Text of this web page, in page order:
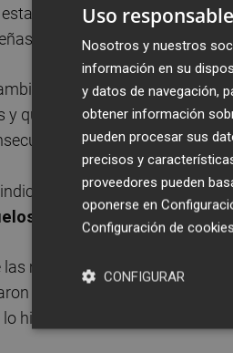
se sigue sucediendo con
sostiene en un
que
la puntualidad hasta
de "la meteorología
que para este sábado
de los que a las 18:30
maletas que no pudieron
por carretera por la tarde/
lo hicieron en vuelos
Uso
Nosotros y nuestros
información en su
y datos de navegación,
obtener información
pueden procesar sus
precisos y
proveedores pueden
oponerse en
Configuración de cookies
CONFIGURAR